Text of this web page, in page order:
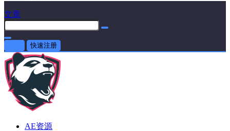
文章
快速注册
AE资源